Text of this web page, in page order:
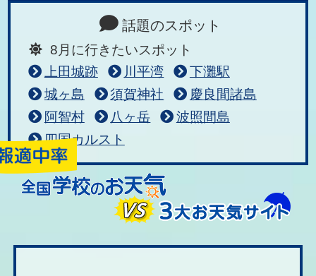
話題のスポット
8月に行きたいスポット
上田城跡
川平湾
下灘駅
城ヶ島
須賀神社
慶良間諸島
阿智村
八ヶ岳
波照間島
四国カルスト